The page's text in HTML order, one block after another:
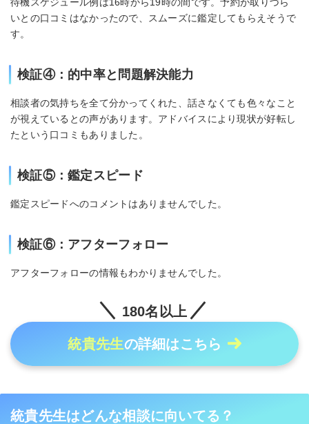
いとの口コミはなかったので、スムーズに鑑定してもらえそうで
す。
検証④：的中率と問題解決能力
相談者の気持ちを全て分かってくれた、話さなくても色々なこと
が視えているとの声があります。アドバイスにより現状が好転し
たという口コミもありました。
検証⑤：鑑定スピード
鑑定スピードへのコメントはありませんでした。
検証⑥：アフターフォロー
アフターフォローの情報もわかりませんでした。
180名以上
統貴先生の詳細はこちら
統貴先生はどんな相談に向いてる？